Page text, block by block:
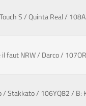
S / Quinta Real /
faut NRW / Darco /
Stakkato / 106YQ82 / B: